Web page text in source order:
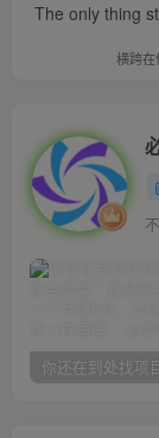
The only thing
横跨在